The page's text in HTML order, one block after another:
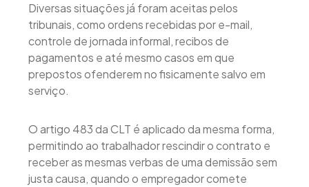
Diversas situações já foram aceitas pelos
tribunais, como ordens recebidas por e-mail,
controle de jornada informal, recibos de
pagamentos e até mesmo casos em que
prepostos ofenderem no fisicamente salvo em
serviço.
O artigo 483 da CLT é aplicado da mesma forma,
permitindo ao trabalhador rescindir o contrato e
receber as mesmas verbas de uma demissão sem
justa causa, quando o empregador comete